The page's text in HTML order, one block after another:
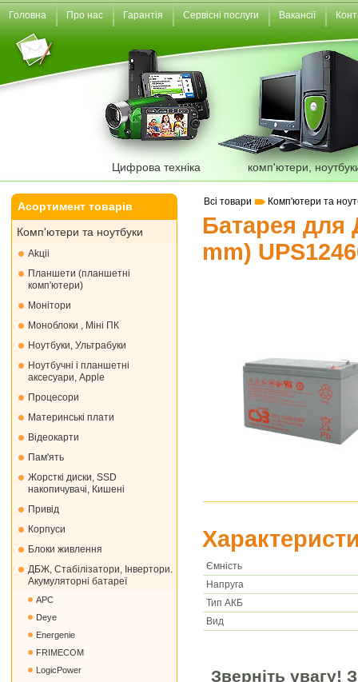
Головна Про нас Гарантія Сервісні послуги Вакансії
Цифрова техніка комп'ютери,
Асортимент товарів
Комп'ютери та ноутбуки
Akціі
Планшети (планшетні
комп'ютери)
Монiтори
Моноблоки , Міні ПК
Ноутбуки, Ультрабуки
Ноутбучні і планшетні
аксесуари, Apple
Процесори
Материнські плати
Відеокарти
Пам'ять
Жорсткі диски, SSD
накопичувачі, Кишені
Привід
Корпуси
Блоки живлення
ДБЖ, Стабілізатори, Інвертори.
Акумуляторні батареї
APC
Deye
Energenie
FRIMECOM
LogicPower
Всі товари Комп'ютери та
Батарея для
mm)
Ємність
Напруга
Тип АКБ
Вид
Зверніть увагу!